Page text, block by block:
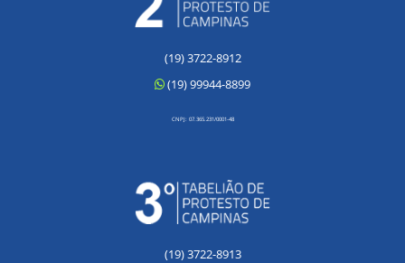
(19) 3722-8912
(19) 99944-8899
CNPJ: 07.365.231/0001-48
(19) 3722-8913